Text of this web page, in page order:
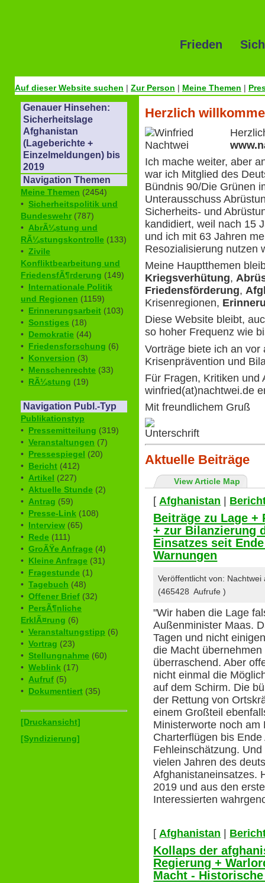
Frieden
Auf dieser Website suchen | Zur Person | Meine Themen |
Genauer Hinsehen:
Sicherheitslage
Afghanistan
(Lageberichte +
Einzelmeldungen) bis
2019
Navigation Themen
Meine Themen (2454)
• Sicherheitspolitik und
Bundeswehr (787)
• AbrÃ¼stung und
RÃ¼stungskontrolle (133)
• Zivile
Konfliktbearbeitung und
FriedensfÃ¶rderung (149)
• Internationale Politik
und Regionen (1159)
• Erinnerungsarbeit (103)
• Sonstiges (18)
• Demokratie (44)
• Friedensforschung (6)
• Konversion (3)
• Menschenrechte (33)
• RÃ¼stung (19)
Navigation Publ.-Typ
Publikationstyp
• Pressemitteilung (319)
• Veranstaltungen (7)
• Pressespiegel (20)
• Bericht (412)
• Artikel (227)
• Aktuelle Stunde (2)
• Antrag (59)
• Presse-Link (108)
• Interview (65)
• Rede (111)
• GroÃŸe Anfrage (4)
• Kleine Anfrage (31)
• Fragestunde (1)
• Tagebuch (48)
• Offener Brief (32)
• PersÃ¶nliche
ErklÃ¤rung (6)
• Veranstaltungstipp (6)
• Vortrag (23)
• Stellungnahme (60)
• Weblink (17)
• Aufruf (5)
• Dokumentiert (35)
[Druckansicht]
[Syndizierung]
Herzlich
Ich mache weiter, aber
war ich Mitglied des
Bündnis 90/Die Grünen
Unterausschuss
Sicherheits- und
kandidiert, weil nach 15
und ich mit 63 Jahren
Resozialisierung nutzen
Meine Hauptthemen
Kriegsverhütung,
Friedensförderung,
Krisenregionen,
Diese Website bleibt,
so hoher Frequenz wie
Vorträge biete ich an vor
Krisenprävention und
Für Fragen, Kritiken und
winfried(at)nachtwei.de
Mit freundlichem Gruß
Aktuelle Beiträge
View Article Map
[ Afghanistan |
Beiträge zu Lage
+ zur Bilanzierung
Einsatzes seit
Warnungen
Veröffentlicht von:
(465428 Aufrufe )
"Wir haben die Lage
Außenminister Maas.
Tagen und nicht
die Macht
überraschend. Aber
nicht einmal die
auf dem Schirm. Die
der Rettung von
einem Großteil
Ministerworte noch
Charterflügen bis
Fehleinschätzung.
vielen Jahren des
Afghanistaneinsatzes.
2019 und aus den
Interessierten
[ Afghanistan |
Kollaps der
Regierung +
Macht -